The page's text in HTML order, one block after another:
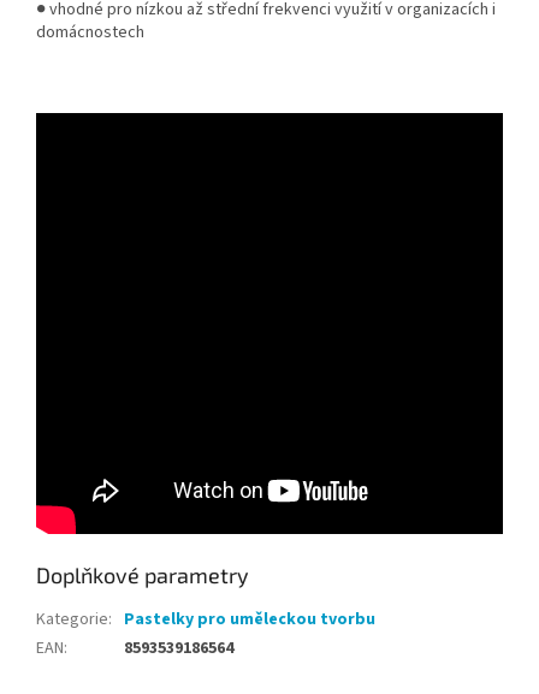
● vhodné pro nízkou až střední frekvenci využití v organizacích i
domácnostech
Doplňkové parametry
Kategorie: Pastelky pro uměleckou tvorbu
EAN: 8593539186564